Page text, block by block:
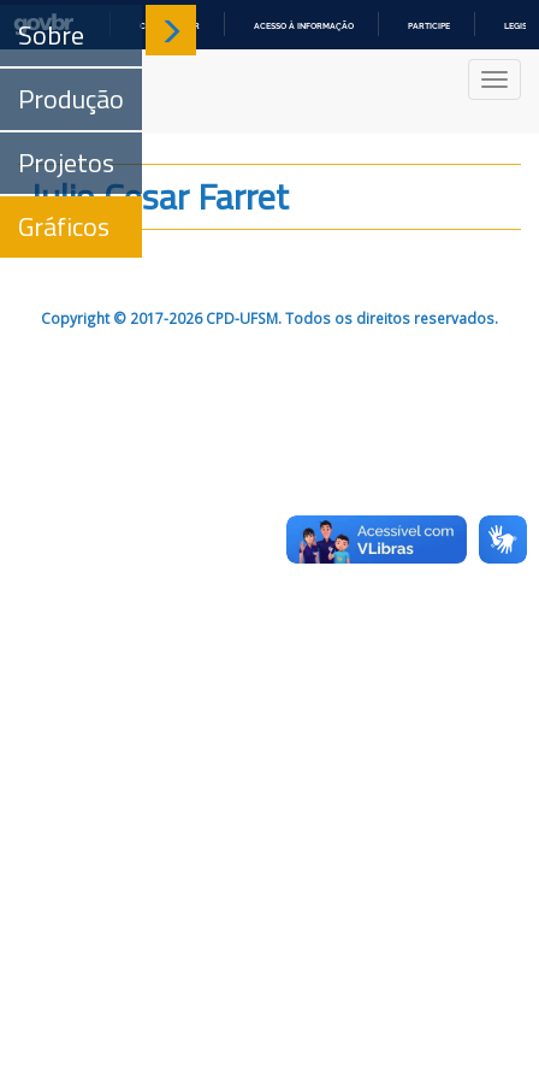
COMUNICA BR ACESSO À INFORMAÇÃO PARTICIPE
Sobre
Produção
Projetos
Gráficos
Julio Cesar Farret
Copyright © 2017-2026 CPD-UFSM. Todos os direitos reservados.